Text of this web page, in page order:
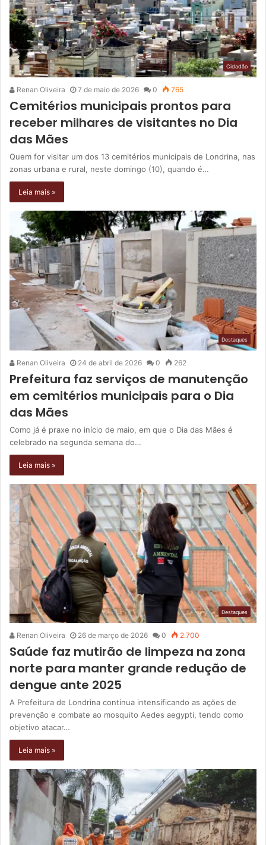
Cidadão
Renan Oliveira 7 de maio de 2026 0 765
Cemitérios municipais prontos para
receber milhares de visitantes no Dia
das Mães
Quem for visitar um dos 13 cemitérios municipais de Londrina, nas
zonas urbana e rural, neste domingo (10), quando é…
Leia mais »
Destaques
Renan Oliveira 24 de abril de 2026 0 262
Prefeitura faz serviços de manutenção
em cemitérios municipais para o Dia
das Mães
Como já é praxe no início de maio, em que o Dia das Mães é
celebrado na segunda semana do…
Leia mais »
Destaques
Renan Oliveira 26 de março de 2026 0 2.700
Saúde faz mutirão de limpeza na zona
norte para manter grande redução de
dengue ante 2025
A Prefeitura de Londrina continua intensificando as ações de
prevenção e combate ao mosquito Aedes aegypti, tendo como
objetivo atacar…
Leia mais »